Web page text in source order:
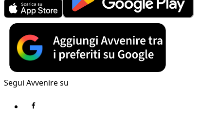
Segui Avvenire su